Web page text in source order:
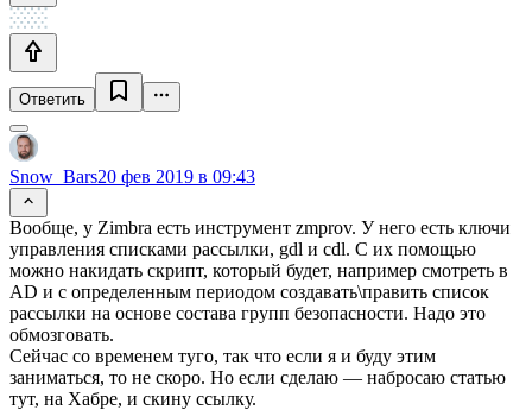
Ответить
Snow_Bars20 фев 2019 в 09:43
Вообще, у Zimbra есть инструмент zmprov. У него есть ключи
управления списками рассылки, gdl и cdl. С их помощью
можно накидать скрипт, который будет, например смотреть в
AD и с определенным периодом создавать\править список
рассылки на основе состава групп безопасности. Надо это
обмозговать.
Сейчас со временем туго, так что если я и буду этим
заниматься, то не скоро. Но если сделаю — набросаю статью
тут, на Хабре, и скину ссылку.